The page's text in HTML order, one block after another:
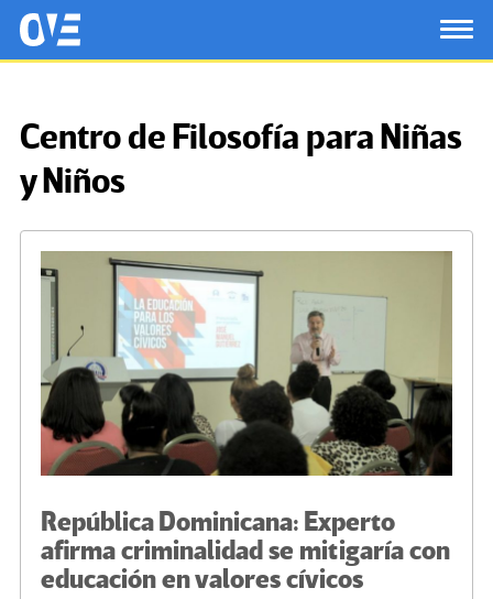
Saltar al contenido principal
OtrasVocesenEducacion.org
Centro de Filosofía para Niñas
y Niños
República Dominicana: Experto
afirma criminalidad se mitigaría con
educación en valores cívicos